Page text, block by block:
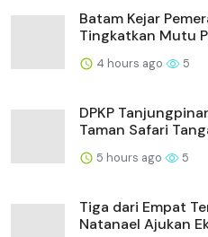
Batam Kejar
Tingkatkan Mutu
4 hours ago 5
DPKP
Taman Safari
5 hours ago 5
Tiga dari Empat
Natanael Ajukan